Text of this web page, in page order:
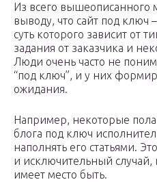
Из всего
выводу, что сайт под ключ
суть которого зависит от
задания от заказчика и
Люди очень часто не
“под ключ”, и у них
ожидания.
Например, некоторые
блога под ключ
наполнять его статьями.
и исключительный случай,
имеет место быть.